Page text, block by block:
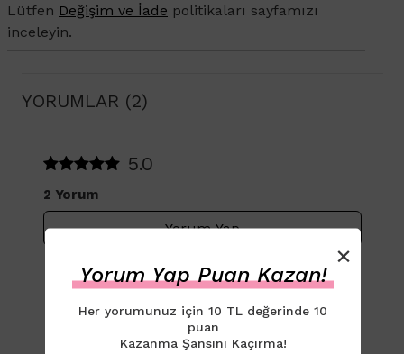
Lütfen Değişim ve İade politikaları sayfamızı
inceleyin.
YORUMLAR (2)
5.0
2 Yorum
Yorum Yap
Müşteri Yorumları
Tüm yorumlar kişiye özeldir. Yorum ve
×
Yorum Yap Puan Kazan!
Her yorumunuz için 10 TL değerinde 10
puan
Kazanma Şansını Kaçırma!